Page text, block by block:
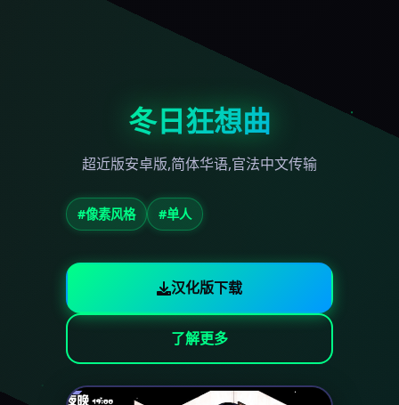
冬日狂想曲
超近版安卓版,简体华语,官法中文传输
#像素风格 #单人
汉化版下载
了解更多